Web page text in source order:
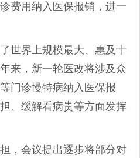
费用纳入医保报销，进一
世界上规模最大、惠及十
来，新一轮医改将涉及众
门诊慢特病纳入医保报
、缓解看病贵等方面发挥
，会议提出逐步将部分对